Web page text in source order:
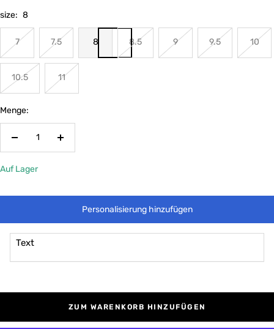
size: 8
7 7.5 8 8.5 9 9.5 10
10.5 11
Menge:
Menge
Menge
Auf Lager
Personalisierung hinzufügen
Text
ZUM WARENKORB HINZUFÜGEN